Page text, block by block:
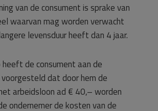
van de consument is sprake van
waarvan mag worden verwacht
levensduur heeft dan 4 jaar.
heeft de consument aan de
dat door hem de
arbeidsloon ad € 40,– worden
ondernemer de kosten van de